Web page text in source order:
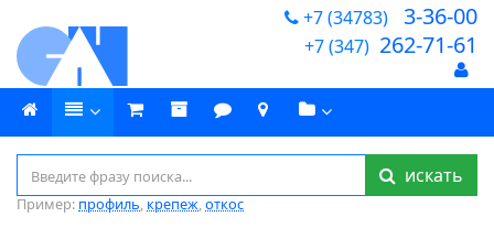
+7 (34783) 3-36-00
+7 (347) 262-71-61
искать
Пример: профиль, крепеж,откос